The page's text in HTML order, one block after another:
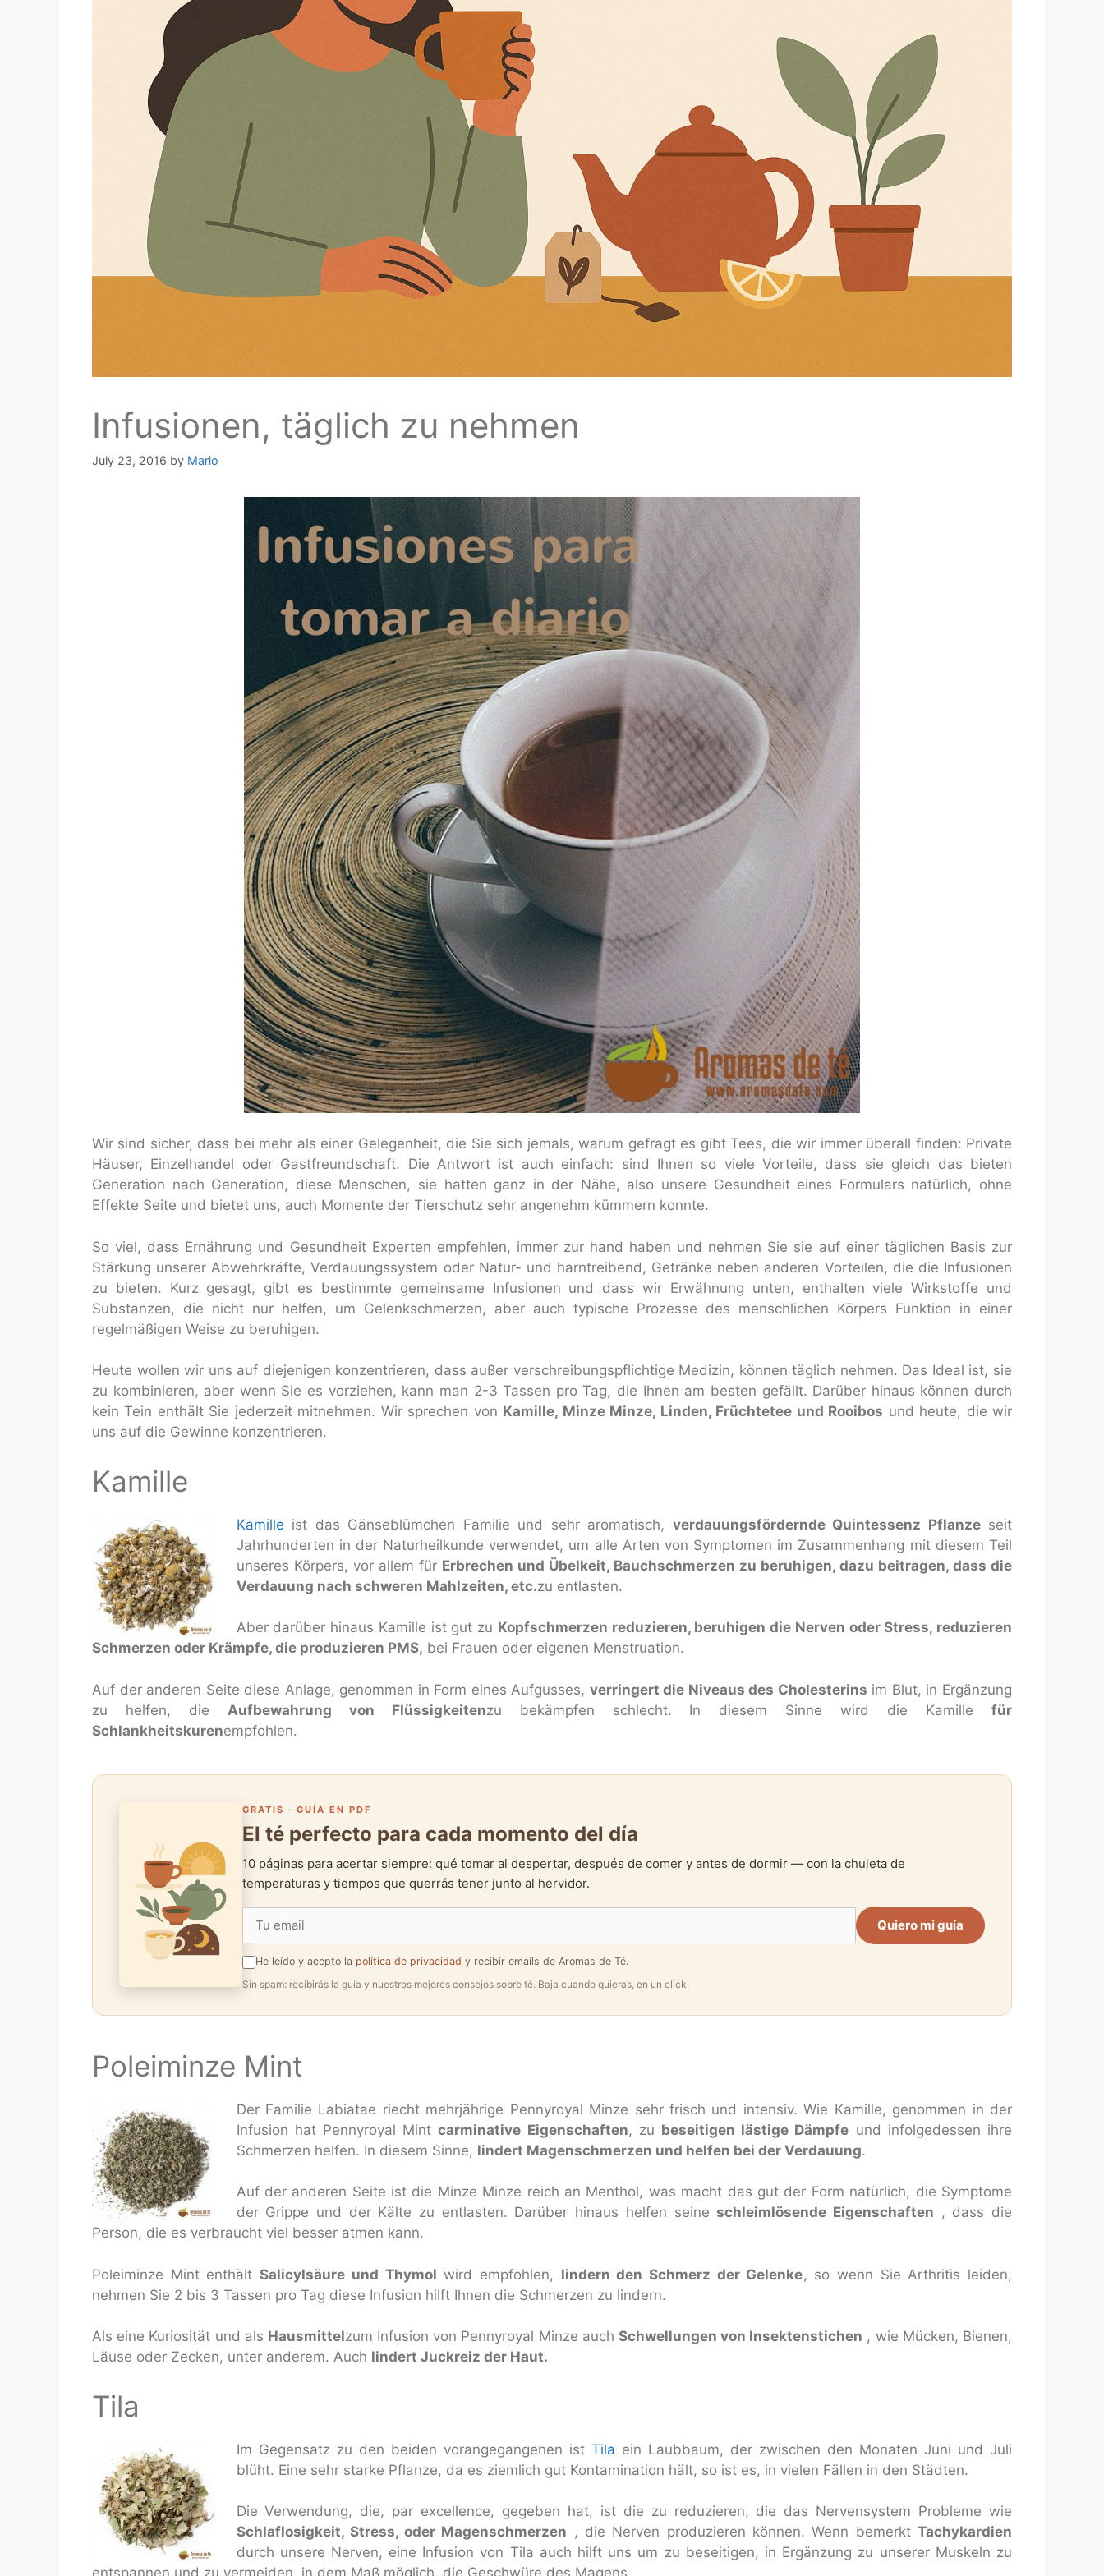
Infusionen, täglich zu nehmen
July 23, 2016 by Mario
Wir sind sicher, dass bei mehr als einer Gelegenheit, die Sie sich jemals, warum gefragt es gibt Tees, die wir immer überall finden: Private
Häuser, Einzelhandel oder Gastfreundschaft. Die Antwort ist auch einfach: sind Ihnen so viele Vorteile, dass sie gleich das bieten
Generation nach Generation, diese Menschen, sie hatten ganz in der Nähe, also unsere Gesundheit eines Formulars natürlich, ohne
Effekte Seite und bietet uns, auch Momente der Tierschutz sehr angenehm kümmern konnte.
So viel, dass Ernährung und Gesundheit Experten empfehlen, immer zur hand haben und nehmen Sie sie auf einer täglichen Basis zur
Stärkung unserer Abwehrkräfte, Verdauungssystem oder Natur- und harntreibend, Getränke neben anderen Vorteilen, die die Infusionen
zu bieten. Kurz gesagt, gibt es bestimmte gemeinsame Infusionen und dass wir Erwähnung unten, enthalten viele Wirkstoffe und
Substanzen, die nicht nur helfen, um Gelenkschmerzen, aber auch typische Prozesse des menschlichen Körpers Funktion in einer
regelmäßigen Weise zu beruhigen.
Heute wollen wir uns auf diejenigen konzentrieren, dass außer verschreibungspflichtige Medizin, können täglich nehmen. Das Ideal ist, sie
zu kombinieren, aber wenn Sie es vorziehen, kann man 2-3 Tassen pro Tag, die Ihnen am besten gefällt. Darüber hinaus können durch
kein Tein enthält Sie jederzeit mitnehmen. Wir sprechen von Kamille, Minze Minze, Linden, Früchtetee und Rooibos und heute, die wir
uns auf die Gewinne konzentrieren.
Kamille
Kamille ist das Gänseblümchen Familie und sehr aromatisch, verdauungsfördernde Quintessenz Pflanzeseit
Jahrhunderten in der Naturheilkunde verwendet, um alle Arten von Symptomen im Zusammenhang mit diesem Teil
unseres Körpers, vor allem für Erbrechen und Übelkeit, Bauchschmerzen zu beruhigen, dazu beitragen, dass die
Verdauung nach schweren Mahlzeiten, etc.zu entlasten.
Aber darüber hinaus Kamille ist gut zu Kopfschmerzen reduzieren, beruhigen die Nerven oder Stress, reduzieren
Schmerzen oder Krämpfe, die produzieren PMS, bei Frauen oder eigenen Menstruation.
Auf der anderen Seite diese Anlage, genommen in Form eines Aufgusses, verringert die Niveaus des Cholesterins im Blut, in Ergänzung
zu helfen, die Aufbewahrung von Flüssigkeitenzu bekämpfen schlecht. In diesem Sinne wird die Kamillefür
Schlankheitskurenempfohlen.
GRATIS · GUÍA EN PDF
El té perfecto para cada momento del día
10 páginas para acertar siempre: qué tomar al despertar, después de comer y antes de dormir — con la chuleta de
temperaturas y tiempos que querrás tener junto al hervidor.
Quiero mi guía
He leído y acepto la política de privacidad y recibir emails de Aromas de Té.
Sin spam: recibirás la guía y nuestros mejores consejos sobre té. Baja cuando quieras, en un click.
Poleiminze Mint
Der Familie Labiatae riecht mehrjährige Pennyroyal Minze sehr frisch und intensiv. Wie Kamille, genommen in der
Infusion hat Pennyroyal Mintcarminative Eigenschaften, zu beseitigen lästige Dämpfe und infolgedessen ihre
Schmerzen helfen. In diesem Sinne, lindert Magenschmerzen und helfen bei der Verdauung.
Auf der anderen Seite ist die Minze Minze reich an Menthol, was macht das gut der Form natürlich, die Symptome
der Grippe und der Kälte zu entlasten. Darüber hinaus helfen seineschleimlösende Eigenschaften , dass die
Person, die es verbraucht viel besser atmen kann.
Poleiminze Mint enthältSalicylsäure und Thymol wird empfohlen, lindern den Schmerz der Gelenke, so wenn Sie Arthritis leiden,
nehmen Sie 2 bis 3 Tassen pro Tag diese Infusion hilft Ihnen die Schmerzen zu lindern.
Als eine Kuriosität und als Hausmittelzum Infusion von Pennyroyal Minze auch Schwellungen von Insektenstichen , wie Mücken, Bienen,
Läuse oder Zecken, unter anderem. Auch lindert Juckreiz der Haut.
Tila
Im Gegensatz zu den beiden vorangegangenen ist Tila ein Laubbaum, der zwischen den Monaten Juni und Juli
blüht. Eine sehr starke Pflanze, da es ziemlich gut Kontamination hält, so ist es, in vielen Fällen in den Städten.
Die Verwendung, die, par excellence, gegeben hat, ist die zu reduzieren, die das Nervensystem Probleme wie
Schlaflosigkeit, Stress, oder Magenschmerzen , die Nerven produzieren können. Wenn bemerktTachykardien
durch unsere Nerven, eine Infusion von Tila auch hilft uns um zu beseitigen, in Ergänzung zu unserer Muskeln zu